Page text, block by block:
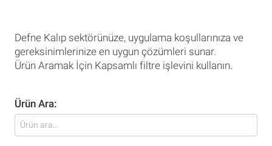
Defne Kalıp sektörünüze, uygulama koşullarınıza ve
gereksinimlerinize en uygun çözümleri sunar.
Ürün Aramak İçin Kapsamlı filtre işlevini kullanın.
Ürün Ara: